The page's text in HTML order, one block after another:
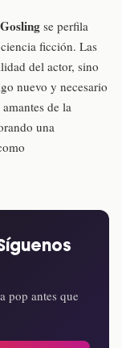
se perfila
ficción. Las
del actor, sino
nuevo y necesario
de la
una
pop antes que